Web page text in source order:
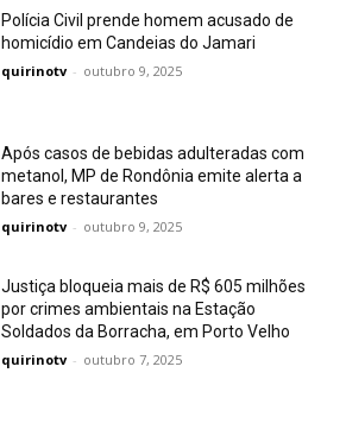
Polícia Civil prende homem acusado de
homicídio em Candeias do Jamari
quirinotv - outubro 9, 2025
Após casos de bebidas adulteradas com
metanol, MP de Rondônia emite alerta a
bares e restaurantes
quirinotv - outubro 9, 2025
Justiça bloqueia mais de R$ 605 milhões
por crimes ambientais na Estação
Soldados da Borracha, em Porto Velho
quirinotv - outubro 7, 2025